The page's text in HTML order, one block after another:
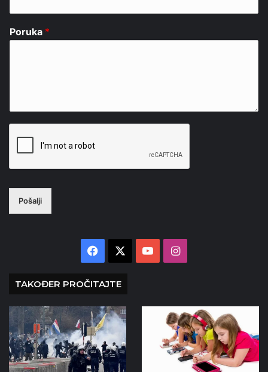
Poruka *
Pošalji
Facebook YouTubeInstagram
TAKOĐER PROČITAJTE